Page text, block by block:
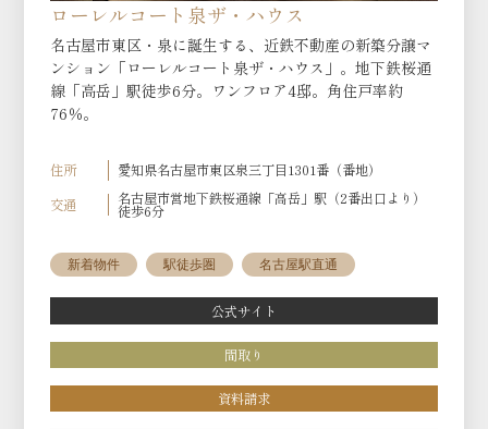
ローレルコート泉ザ・ハウス
名古屋市東区・泉に誕生する、近鉄不動産の新築分譲マ
ンション「ローレルコート泉ザ・ハウス」。地下鉄桜通
線「高岳」駅徒歩6分。ワンフロア4邸。角住戸率約
76％。
住所
愛知県名古屋市東区泉三丁目1301番（番地）
交通
名古屋市営地下鉄桜通線「高岳」駅（2番出口より）
徒歩6分
新着物件 駅徒歩圏 名古屋駅直通
公式サイト
間取り
資料請求